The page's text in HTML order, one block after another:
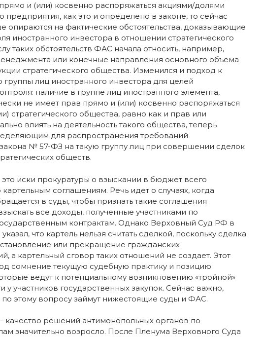
и (или) косвенно распоряжаться акциями/долями
предприятия, как это и определено в законе, то сейчас
опираются на фактические обстоятельства, доказывающие
иностранного инвестора в отношении стратегического
таких обстоятельств ФАС начала относить, например,
или конечные направления основного объема
стратегического общества. Изменился и подход к
лиц иностранного инвестора для целей
наличие в группе лиц иностранного элемента,
не имеет прав прямо и (или) косвенно распоряжаться
стратегического общества, равно как и прав или
влиять на деятельность такого общества, теперь
для распространения требований
№ 57-ФЗ на такую группу лиц при совершении сделок
обществ.
это иски прокуратуры о взыскании в бюджет всего
картельным соглашениям. Речь идет о случаях, когда
в суды, чтобы признать такие соглашения
все доходы, полученные участниками по
контрактам. Однако Верховный Суд РФ в
что картель нельзя считать сделкой, поскольку сделка
или прекращение гражданских
а картельный сговор таких отношений не создает. Этот
сомнение текущую судебную практику и позицию
ведут к потенциальному возникновению «тройной»
у участников государственных закупок. Сейчас важно,
этому вопросу займут нижестоящие суды и ФАС.
решений антимонопольных органов по
значительно возросло. После Пленума Верховного Суда